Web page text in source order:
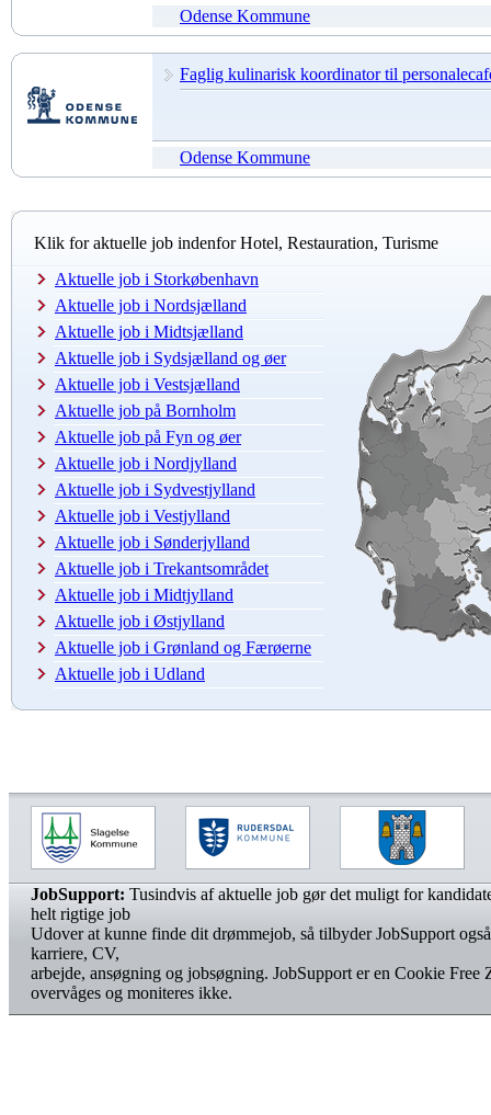
Odense Kommune
Faglig kulinarisk koordinator til
Odense Kommune
Klik for aktuelle job indenfor Hotel, Restauration, Turisme
Aktuelle job i Storkøbenhavn
Aktuelle job i Nordsjælland
Aktuelle job i Midtsjælland
Aktuelle job i Sydsjælland og øer
Aktuelle job i Vestsjælland
Aktuelle job på Bornholm
Aktuelle job på Fyn og øer
Aktuelle job i Nordjylland
Aktuelle job i Sydvestjylland
Aktuelle job i Vestjylland
Aktuelle job i Sønderjylland
Aktuelle job i Trekantsområdet
Aktuelle job i Midtjylland
Aktuelle job i Østjylland
Aktuelle job i Grønland og Færøerne
Aktuelle job i Udland
JobSupport: Tusindvis af aktuelle job gør det muligt for
helt rigtige job
Udover at kunne finde dit drømmejob, så tilbyder JobSupport
karriere, CV,
arbejde, ansøgning og jobsøgning. JobSupport er en Cookie Free
overvåges og moniteres ikke.